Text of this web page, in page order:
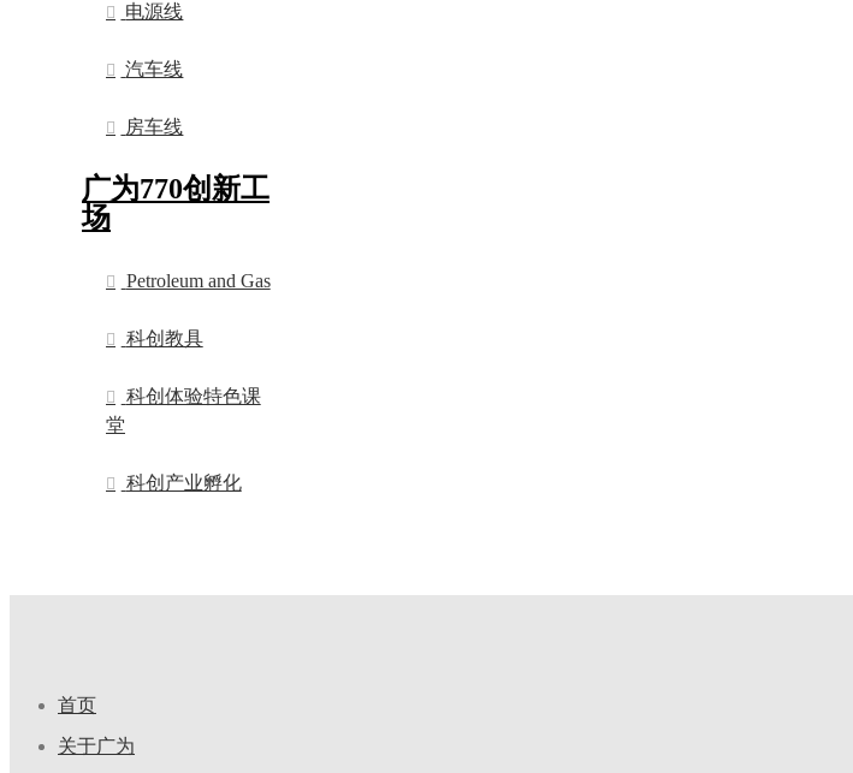
电源线
汽车线
房车线
广为770创新工
场
Petroleum and Gas
科创教具
科创体验特色课
堂
科创产业孵化
首页
关于广为